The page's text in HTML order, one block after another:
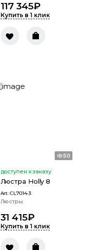
117 345₽
Купить в 1 клик
50
доступен к заказу
Люстра Holly 8
Art: CL7014-3
Люстры
31 415₽
Купить в 1 клик